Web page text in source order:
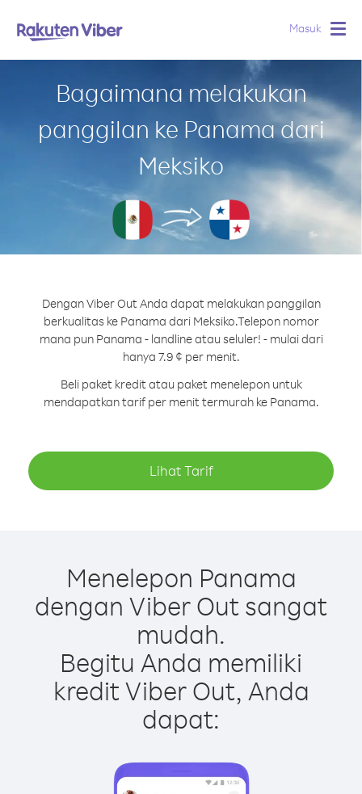
Masuk
Bagaimana melakukan
panggilan ke Panama dari
Meksiko
Dengan Viber Out Anda dapat melakukan panggilan
berkualitas ke Panama dari Meksiko.Telepon nomor
mana pun Panama - landline atau seluler! - mulai dari
hanya 7.9 ¢ per menit.
Beli paket kredit atau paket menelepon untuk
mendapatkan tarif per menit termurah ke Panama.
Lihat Tarif
Menelepon Panama
dengan Viber Out sangat
mudah.
Begitu Anda memiliki
kredit Viber Out, Anda
dapat: